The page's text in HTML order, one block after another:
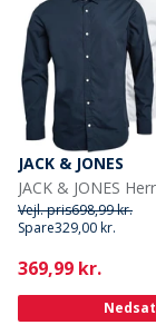
JACK & JONES
Vejl. pris698,99 kr.
Spare329,00 kr.
Current
369,99 kr.
Nedsat